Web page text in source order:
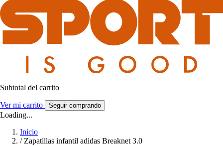
Subtotal del carrito
Ver mi carrito Seguir comprando
Loading...
Inicio
/ Zapatillas infantil adidas Breaknet 3.0